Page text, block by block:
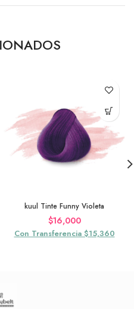
kuul Tinte Funny Violeta
$16,000
Con Transferencia $15,360